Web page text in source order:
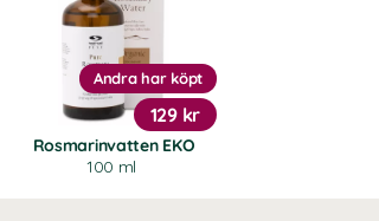
Rosmarinvatten EKO
100 ml
Andra har köpt
129 kr